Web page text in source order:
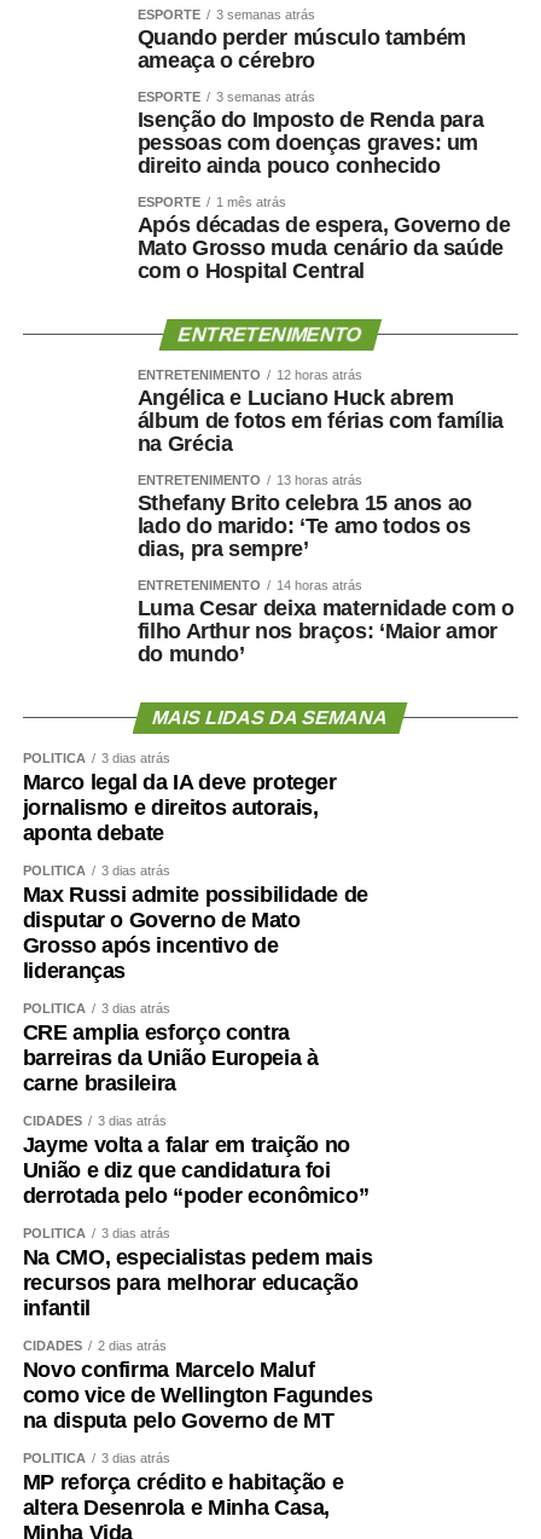
mais saudável, mais forte e funcionalmente mais
Por que o músculo influencia
a saúde cerebral?
A relação entre músculo e cérebro é complexa, mas
alguns mecanismos ajudam a explicá-la.
reduzir o gasto energético, aumentar o sedentarismo e
como hipertensão, diabetes, apneia do sono e colesterol
elevado afetam os vasos sanguíneos que irrigam tanto o
coração quanto o cérebro.
Por isso, preservar músculo é muito mais do que uma
questão estética. É uma estratégia de proteção
metabólica, cardiovascular, funcional e possivelmente
Como enfrentar
cientificamente esse problema
?
O primeiro passo é avaliar mais do que o peso.
Circunferência abdominal, composição corporal, força de
preensão, velocidade da marcha, capacidade funcional e
exames cardiometabólicos ajudam a identificar riscos que
o IMC isolado não mostra.
O treinamento de força deve ocupar posição central.
Caminhar é importante, mas pode não ser suficiente para
preservar ou recuperar massa muscular. Exercícios
resistidos, progressivos e individualizados são
fundamentais.
A alimentação também precisa garantir quantidade
adequada de proteínas e energia, distribuídas ao longo
do dia e ajustadas à idade, função renal, rotina e
condição clínica.
Além disso, é essencial tratar fatores que aceleram a
perda muscular e o envelhecimento vascular, como
sedentarismo, diabetes, hipertensão, alterações do sono,
tabagismo e obesidade visceral.
Envelhecer bem ,exige
ESPORTE 3 semanas atrás
Quando perder músculo também
ameaça o cérebro
ESPORTE 3 semanas atrás
Isenção do Imposto de Renda para
pessoas com doenças graves: um
direito ainda pouco conhecido
ESPORTE 1 mês atrás
Após décadas de espera, Governo de
Mato Grosso muda cenário da saúde
com o Hospital Central
ENTRETENIMENTO
ENTRETENIMENTO 12 horas atrás
Angélica e Luciano Huck abrem
álbum de fotos em férias com família
na Grécia
ENTRETENIMENTO 13 horas atrás
Sthefany Brito celebra 15 anos ao
lado do marido: ‘Te amo todos os
dias, pra sempre’
ENTRETENIMENTO 14 horas atrás
Luma Cesar deixa maternidade com o
filho Arthur nos braços: ‘Maior amor
do mundo’
MAIS LIDAS DA SEMANA
POLÍTICA 3 dias atrás
Marco legal da IA deve proteger
jornalismo e direitos autorais,
aponta debate
POLÍTICA 3 dias atrás
Max Russi admite possibilidade de
disputar o Governo de Mato
Grosso após incentivo de
lideranças
POLÍTICA 3 dias atrás
CRE amplia esforço contra
barreiras da União Europeia à
carne brasileira
CIDADES 3 dias atrás
Jayme volta a falar em traição no
União e diz que candidatura foi
derrotada pelo “poder econômico”
POLÍTICA 3 dias atrás
Na CMO, especialistas pedem mais
recursos para melhorar educação
infantil
CIDADES 2 dias atrás
Novo confirma Marcelo Maluf
como vice de Wellington Fagundes
na disputa pelo Governo de MT
POLÍTICA 3 dias atrás
MP reforça crédito e habitação e
altera Desenrola e Minha Casa,
Minha Vida